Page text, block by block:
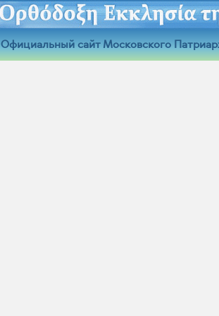
Официальный сайт Московского